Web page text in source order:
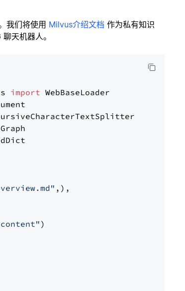
我们将使用 Milvus介绍文档 作为私有知识
天机器人。
import
,),
)